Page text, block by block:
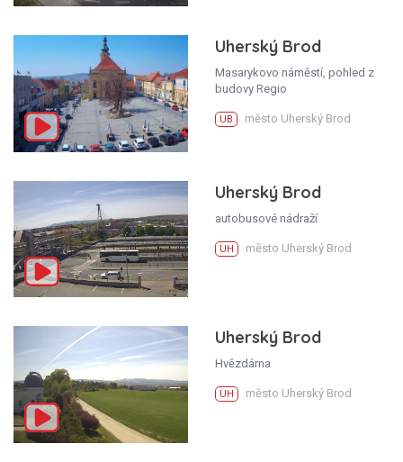
Uherský Brod
Masarykovo náměstí, pohled z
budovy Regio
UB město Uherský Brod
Uherský Brod
autobusové nádraží
UH město Uherský Brod
Uherský Brod
Hvězdárna
UH město Uherský Brod